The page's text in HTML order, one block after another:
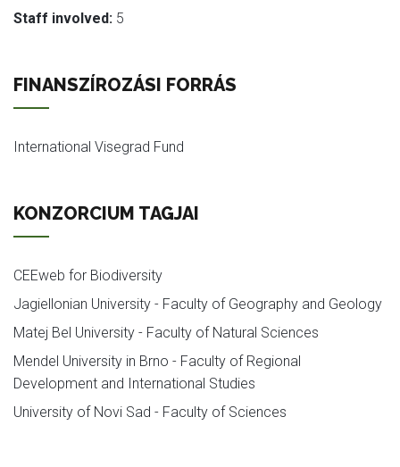
Staff involved: 5
FINANSZÍROZÁSI FORRÁS
International Visegrad Fund
KONZORCIUM TAGJAI
CEEweb for Biodiversity
Jagiellonian University - Faculty of Geography and Geology
Matej Bel University - Faculty of Natural Sciences
Mendel University in Brno - Faculty of Regional
Development and International Studies
University of Novi Sad - Faculty of Sciences